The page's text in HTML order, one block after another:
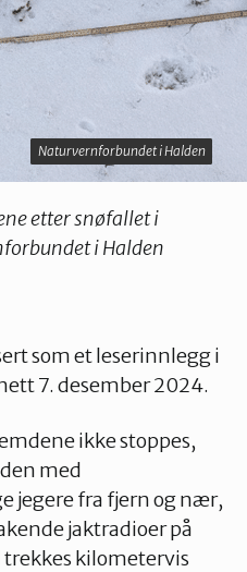
Naturvernforbundet i Halden
Naturvernforbundet i Halden
etter snøfallet i
i Halden
som et leserinnlegg i
7. desember 2024.
ikke stoppes,
med
jegere fra fjern og nær,
jaktradioer på
kilometervis